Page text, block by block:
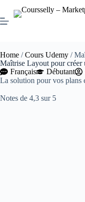
Home /Cours Udemy /
Maîtrise Layout pour créer
Français
Débutant
La solution pour vos plans
Notes de 4,3 sur 5